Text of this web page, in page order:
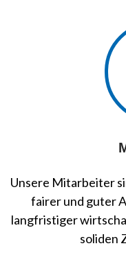
Unsere Mitarbeiter
fairer und guter
langfristiger
soliden